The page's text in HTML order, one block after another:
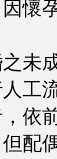
孕
未
工
依
配